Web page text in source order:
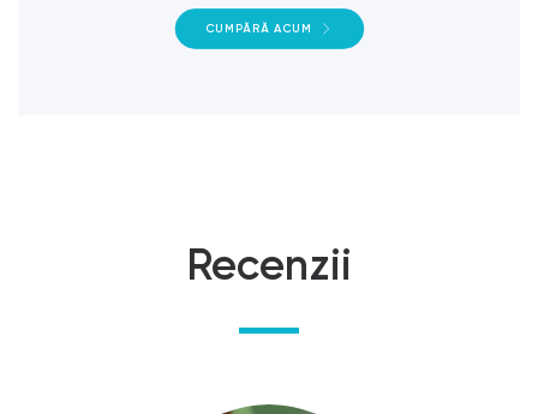
CUMPĂRĂ ACUM
Recenzii